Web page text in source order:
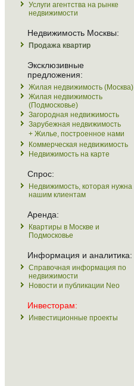
Услуги агентства на рынке
недвижимости
Недвижимость Москвы:
Продажа квартир
Эксклюзивные
предложения:
Жилая недвижимость (Москва)
Жилая недвижимость
(Подмосковье)
Загородная недвижимость
Зарубежная недвижимость
+ Жилье, построенное нами
Коммерческая недвижимость
Недвижимость на карте
Спрос:
Недвижимость, которая нужна
нашим клиентам
Аренда:
Квартиры в Москве и
Подмосковье
Информация и аналитика:
Справочная информация по
недвижимости
Новости и публикации Neo
Инвесторам:
Инвестиционные проекты